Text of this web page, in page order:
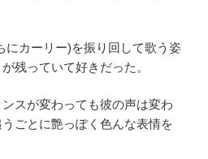
にカーリー)を振り回して歌う姿
残っていて好きだった。
スが変わっても彼の声は変わ
ごとに艶っぽく色んな表情を